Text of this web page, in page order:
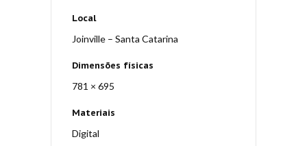
Local
Joinville – Santa Catarina
Dimensões físicas
781 × 695
Materiais
Digital